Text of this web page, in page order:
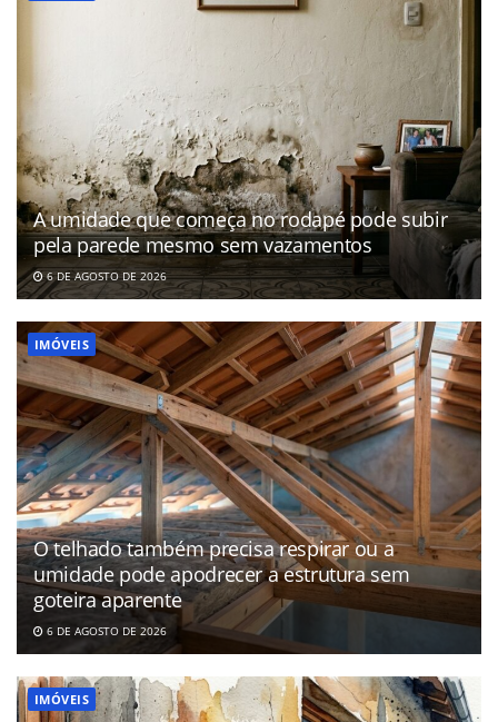
A umidade que começa no rodapé pode subir
pela parede mesmo sem vazamentos
6 DE AGOSTO DE 2026
IMÓVEIS
O telhado também precisa respirar ou a
umidade pode apodrecer a estrutura sem
goteira aparente
6 DE AGOSTO DE 2026
IMÓVEIS